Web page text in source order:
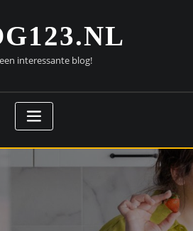
interessante blog!